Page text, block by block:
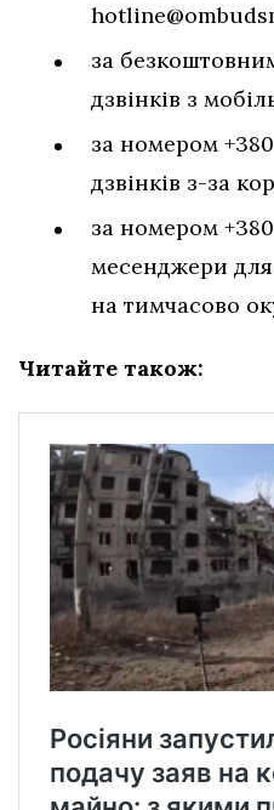
за
дзвінків з
за номером
дзвінків з-за
за номером
месенджери для
на тимчасово
Читайте також: